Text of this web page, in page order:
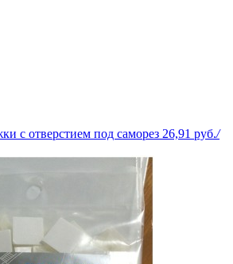
с отверстием под саморез 26,91 руб./